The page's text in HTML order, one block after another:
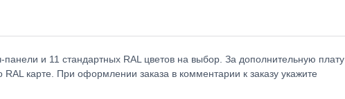
панели и 11 стандартных RAL цветов на выбор. За дополнительную плату
RAL карте. При оформлении заказа в комментарии к заказу укажите